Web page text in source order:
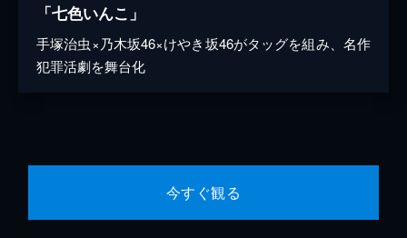
「七色いんこ」
手塚治虫×乃木坂46×けやき坂46がタッグを組み、名作
犯罪活劇を舞台化
今すぐ観る